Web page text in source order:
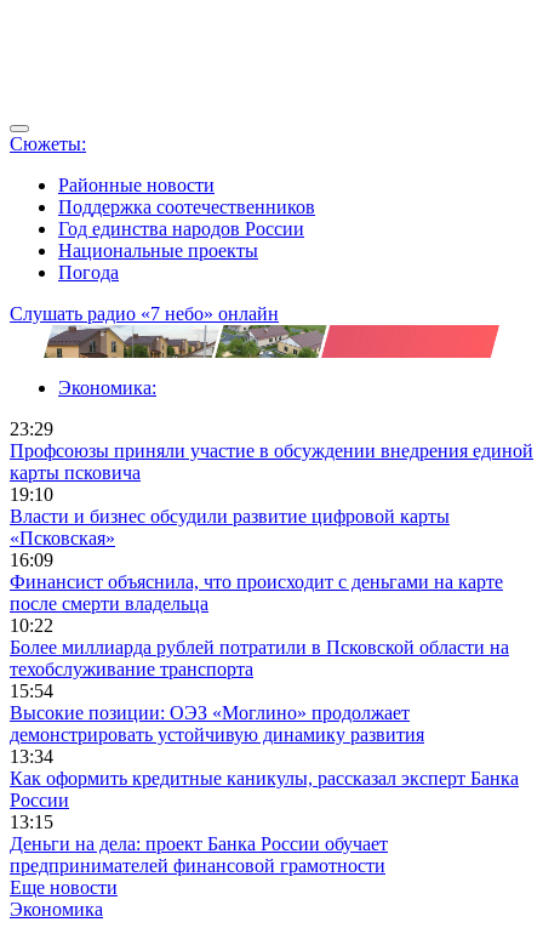
Сюжеты:
Районные новости
Поддержка соотечественников
Год единства народов России
Национальные проекты
Погода
Слушать радио «7 небо» онлайн
Экономика:
23:29
Профсоюзы приняли участие в обсуждении внедрения единой
карты псковича
19:10
Власти и бизнес обсудили развитие цифровой карты
«Псковская»
16:09
Финансист объяснила, что происходит с деньгами на карте
после смерти владельца
10:22
Более миллиарда рублей потратили в Псковской области на
техобслуживание транспорта
15:54
Высокие позиции: ОЭЗ «Моглино» продолжает
демонстрировать устойчивую динамику развития
13:34
Как оформить кредитные каникулы, рассказал эксперт Банка
России
13:15
Деньги на дела: проект Банка России обучает
предпринимателей финансовой грамотности
Еще новости
Экономика